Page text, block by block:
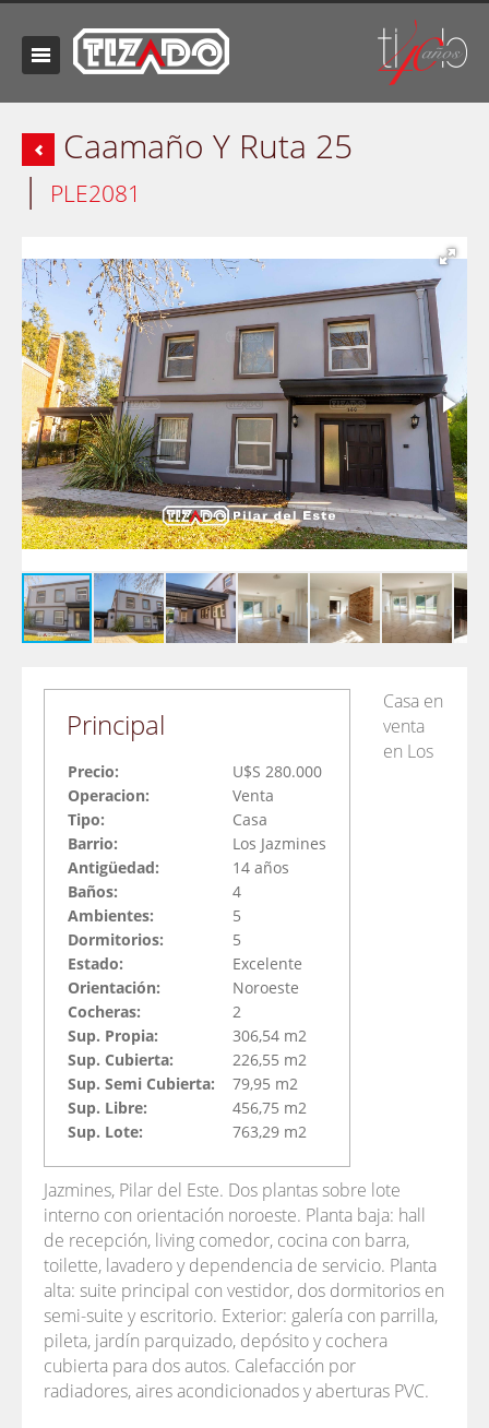
Caamaño Y Ruta 25
|
PLE2081
Principal
Precio:
U$S 280.000
Operacion:
Venta
Tipo:
Casa
Barrio:
Los Jazmines
Antigüedad:
14 años
Baños:
4
Ambientes:
5
Dormitorios:
5
Estado:
Excelente
Orientación:
Noroeste
Cocheras:
2
Sup. Propia:
306,54 m2
Sup. Cubierta:
226,55 m2
Sup. Semi Cubierta:
79,95 m2
Sup. Libre:
456,75 m2
Sup. Lote:
763,29 m2
Casa en
venta
en Los
Jazmines, Pilar del Este. Dos plantas sobre lote
interno con orientación noroeste. Planta baja: hall
de recepción, living comedor, cocina con barra,
toilette, lavadero y dependencia de servicio. Planta
alta: suite principal con vestidor, dos dormitorios en
semi-suite y escritorio. Exterior: galería con parrilla,
pileta, jardín parquizado, depósito y cochera
cubierta para dos autos. Calefacción por
radiadores, aires acondicionados y aberturas PVC.